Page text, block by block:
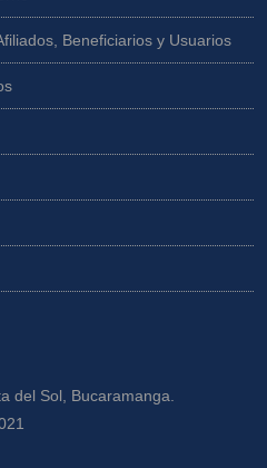
Beneficiarios y Usuarios
del Sol, Bucaramanga.